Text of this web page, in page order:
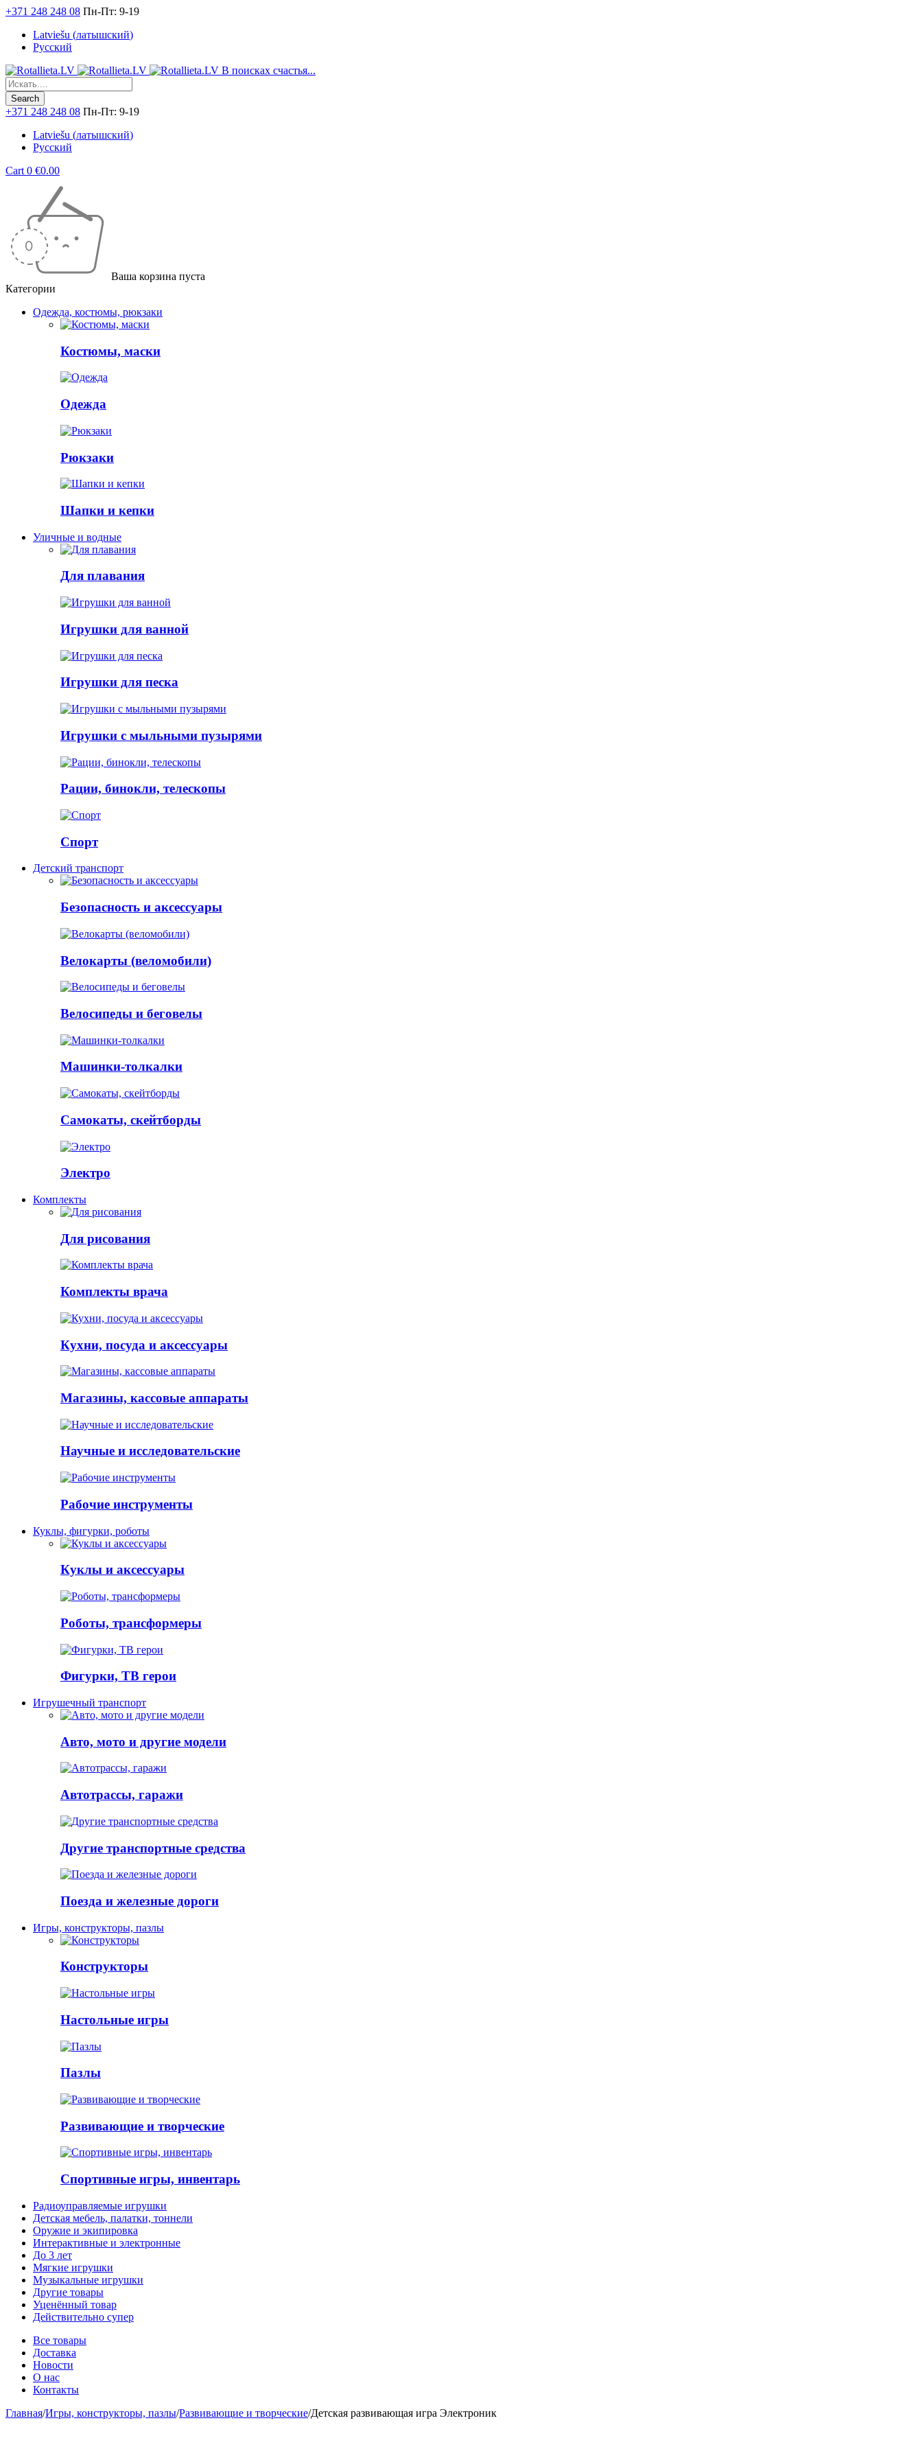
+371 248 248 08 Пн-Пт: 9-19
Latviešu (латышский)
Русский
В поисках счастья...
+371 248 248 08 Пн-Пт: 9-19
Latviešu (латышский)
Русский
Cart 0 €0.00
Ваша корзина пуста
Категории
Одежда, костюмы, рюкзаки
Костюмы, маски
Одежда
Рюкзаки
Шапки и кепки
Уличные и водные
Для плавания
Игрушки для ванной
Игрушки для песка
Игрушки с мыльными пузырями
Рации, бинокли, телескопы
Спорт
Детский транспорт
Безопасность и аксессуары
Велокарты (веломобили)
Велосипеды и беговелы
Машинки-толкалки
Самокаты, скейтборды
Электро
Комплекты
Для рисования
Комплекты врача
Кухни, посуда и аксессуары
Магазины, кассовые аппараты
Научные и исследовательские
Рабочие инструменты
Куклы, фигурки, роботы
Куклы и аксессуары
Роботы, трансформеры
Фигурки, ТВ герои
Игрушечный транспорт
Авто, мото и другие модели
Автотрассы, гаражи
Другие транспортные средства
Поезда и железные дороги
Игры, конструкторы, пазлы
Конструкторы
Настольные игры
Пазлы
Развивающие и творческие
Спортивные игры, инвентарь
Радиоуправляемые игрушки
Детская мебель, палатки, тоннели
Оружие и экипировка
Интерактивные и электронные
До 3 лет
Мягкие игрушки
Музыкальные игрушки
Другие товары
Уценённый товар
Действительно супер
Все товары
Доставка
Новости
О нас
Контакты
Главная/Игры, конструкторы, пазлы/Развивающие и творческие/Детская развивающая игра Электроник